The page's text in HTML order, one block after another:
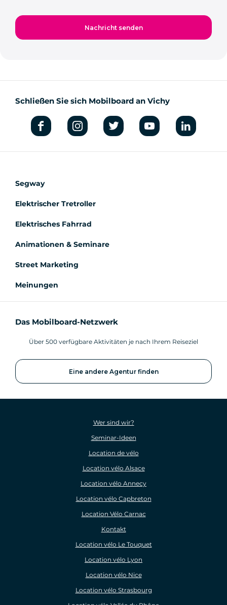
Schließen Sie sich Mobilboard an Vichy
Segway
Elektrischer Tretroller
Elektrisches Fahrrad
Animationen & Seminare
Street Marketing
Meinungen
Das Mobilboard-Netzwerk
Über 500 verfügbare Aktivitäten je nach Ihrem Reiseziel
Eine andere Agentur finden
Wer sind wir?
Seminar-Ideen
Location de vélo
Location vélo Alsace
Location vélo Annecy
Location vélo Capbreton
Location Vélo Carnac
Kontakt
Location vélo Le Touquet
Location vélo Lyon
Location vélo Nice
Location vélo Strasbourg